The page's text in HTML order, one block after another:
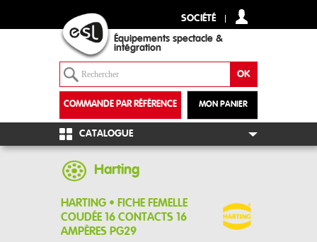
SOCIÉTÉ
Équipements spectacle &
intégration
MON PANIER
COMMANDE PAR RÉFÉRENCE
+
CATALOGUE
Harting
HARTING • FICHE FEMELLE
COUDÉE 16 CONTACTS 16
AMPÈRES PG29